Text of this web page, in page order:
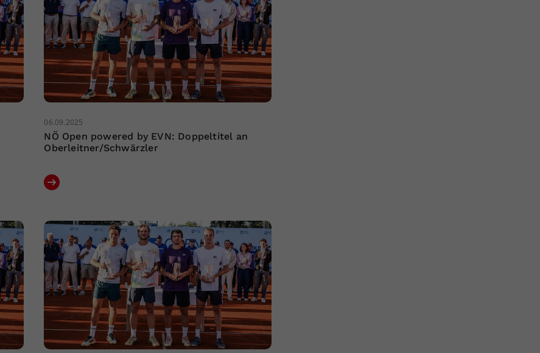
06.09.2025
NÖ Open powered by EVN: Doppeltitel an
Oberleitner/Schwärzler